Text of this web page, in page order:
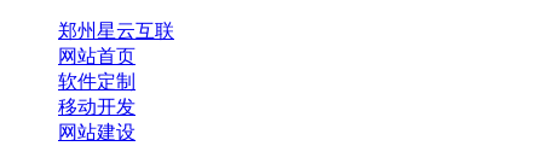
郑州星云互联
网站首页
软件定制
移动开发
网站建设